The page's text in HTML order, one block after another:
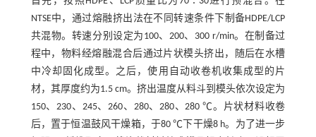
NTSE中，通过熔融挤出法在不同转速条件下制备HDPE/LCP
共混物。转速分别设定为100、200、300 r/min。在制备过
程中，物料经熔融混合后通过片状模头挤出，随后在水槽
中冷却固化成型。之后，使用自动收卷机收集成型的片
材，其厚度约为1.5 cm。挤出温度从料斗到模头依次设定为
150、230、245、260、280、280、280 ℃。片状材料收卷
后，置于恒温鼓风干燥箱，于80 ℃下干燥8 h。为了进一步